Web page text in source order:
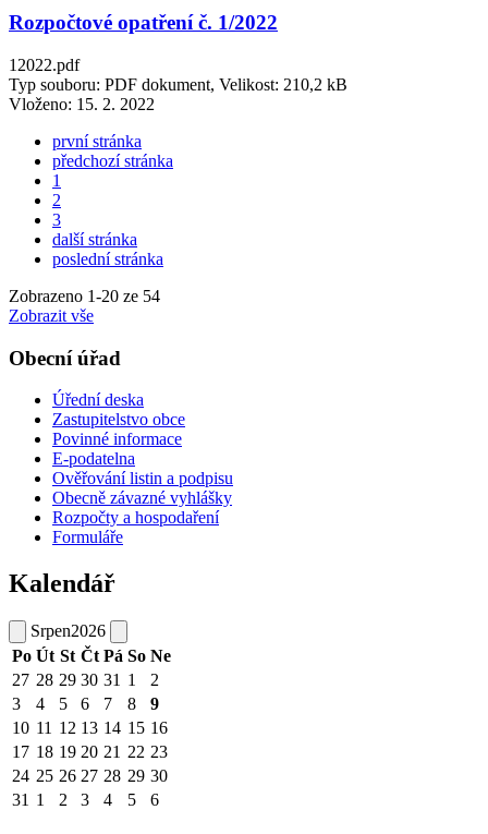
Rozpočtové opatření č. 1/2022
12022.pdf
Typ souboru: PDF dokument, Velikost: 210,2 kB
Vloženo: 15. 2. 2022
první stránka
předchozí stránka
1
2
3
další stránka
poslední stránka
Zobrazeno 1-20 ze 54
Zobrazit vše
Obecní úřad
Úřední deska
Zastupitelstvo obce
Povinné informace
E-podatelna
Ověřování listin a podpisu
Obecně závazné vyhlášky
Rozpočty a hospodaření
Formuláře
Kalendář
Srpen2026
Po Út St Čt Pá So Ne
27 28 29 30 31 1
2
3
4 5 6 7 8
9
10 11 12 13 14 15 16
17 18 19 20 21 22 23
24 25 26 27 28 29 30
31 1 2 3 4 5 6